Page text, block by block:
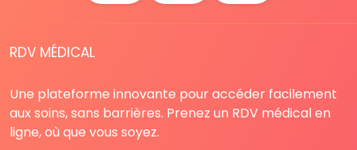
RDV MÉDICAL
Une plateforme innovante pour accéder facilement
aux soins, sans barrières. Prenez un RDV médical en
ligne, où que vous soyez.